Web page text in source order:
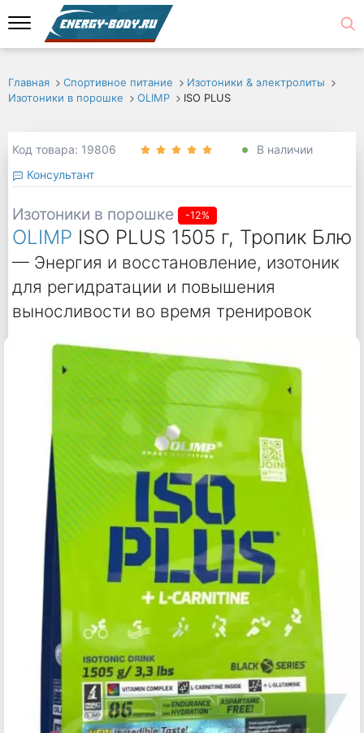
Главная Спортивное питание
Изотоники & электролиты
Изотоники в порошке
OLIMP ISO PLUS
Код товара: 19806
В наличии
Консультант
Изотоники в порошке -12%
OLIMP ISO PLUS 1505 г, Тропик Блю
— Энергия и восстановление, изотоник
для регидратации и повышения
выносливости во время тренировок